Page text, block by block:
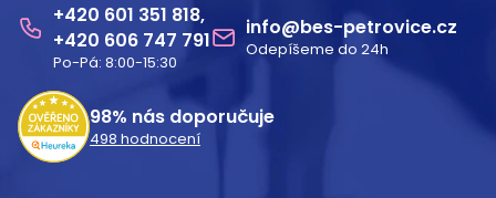
601 351 818
606 747 791
Po-Pá: 8:00-15:30
info@bes-petrovice.cz
Odepíšeme do 24h
98% nás doporučuje
498 hodnocení